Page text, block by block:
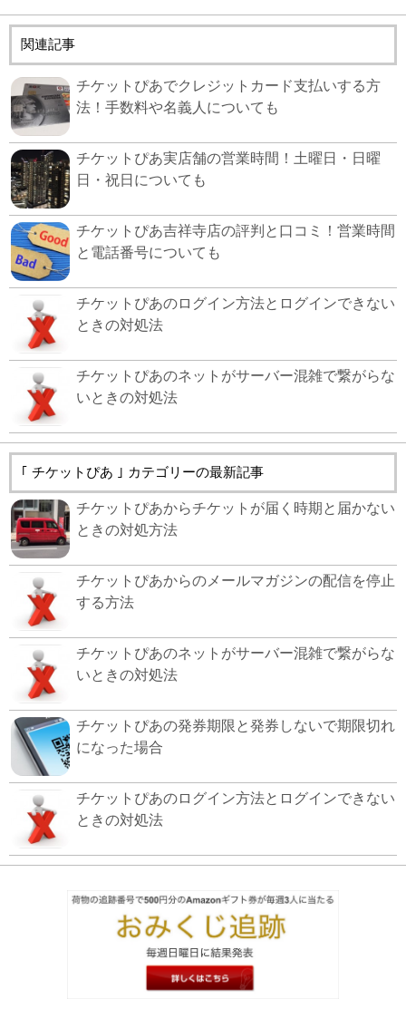
関連記事
チケットぴあでクレジットカード支払いする方
法！手数料や名義人についても
チケットぴあ実店舗の営業時間！土曜日・日曜
日・祝日についても
チケットぴあ吉祥寺店の評判と口コミ！営業時間
と電話番号についても
チケットぴあのログイン方法とログインできない
ときの対処法
チケットぴあのネットがサーバー混雑で繋がらな
いときの対処法
｢ チケットぴあ ｣ カテゴリーの最新記事
チケットぴあからチケットが届く時期と届かない
ときの対処方法
チケットぴあからのメールマガジンの配信を停止
する方法
チケットぴあのネットがサーバー混雑で繋がらな
いときの対処法
チケットぴあの発券期限と発券しないで期限切れ
になった場合
チケットぴあのログイン方法とログインできない
ときの対処法